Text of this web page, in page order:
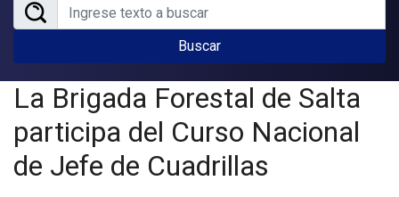
Buscar
La Brigada Forestal de Salta
participa del Curso Nacional
de Jefe de Cuadrillas